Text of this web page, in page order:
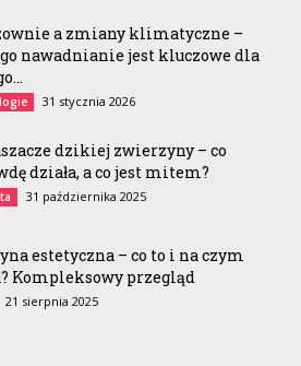
a zmiany klimatyczne –
nawadnianie jest kluczowe dla
31 stycznia 2026
dzikiej zwierzyny – co
działa, a co jest mitem?
31 października 2025
estetyczna – co to i na czym
Kompleksowy przegląd
21 sierpnia 2025